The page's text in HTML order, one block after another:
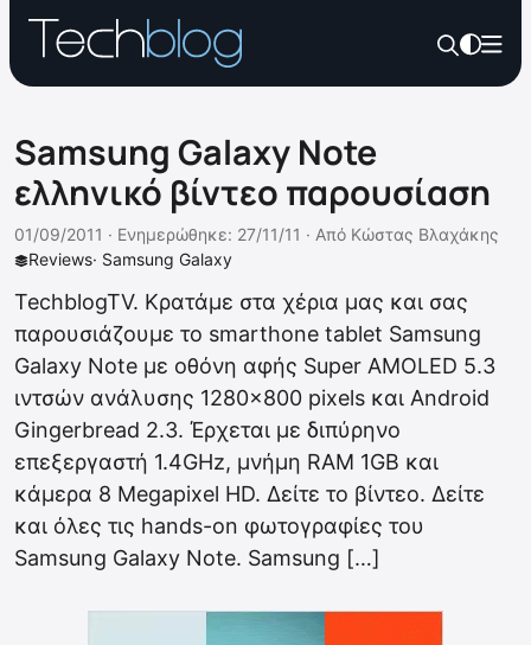
Samsung Galaxy Note
ελληνικό βίντεο παρουσίαση
Reviews· Samsung Galaxy
01/09/2011 · Ενημερώθηκε: 27/11/11 · Από Κώστας Βλαχάκης
TechblogTV. Κρατάμε στα χέρια μας και σας
παρουσιάζουμε το smarthone tablet Samsung
Galaxy Note με οθόνη αφής Super AMOLED 5.3
ιντσών ανάλυσης 1280×800 pixels και Android
Gingerbread 2.3. Έρχεται με διπύρηνο
επεξεργαστή 1.4GHz, μνήμη RAM 1GB και
κάμερα 8 Megapixel HD. Δείτε το βίντεο. Δείτε
και όλες τις hands-on φωτογραφίες του
Samsung Galaxy Note. Samsung […]